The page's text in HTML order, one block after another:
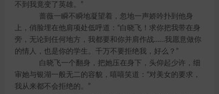
不到我竟变了英雄。”
蔷薇一瞬不瞬地凝望着，忽地一声娇吟扑到他身
上，俏脸埋在他肩项处低呼道：“白晓飞！求你把我带在身
旁，无论到任何地方，我都要和你并肩作战……我愿意做你
的情人，也是你的学生。千万不要拒绝我，好么？”
白晓飞一个翻身，把她压在身下，头仰起少许，细
审她与银湖一般无二的容貌，嘻嘻笑道：“对美女的要求，
我从来都不会拒绝的。”